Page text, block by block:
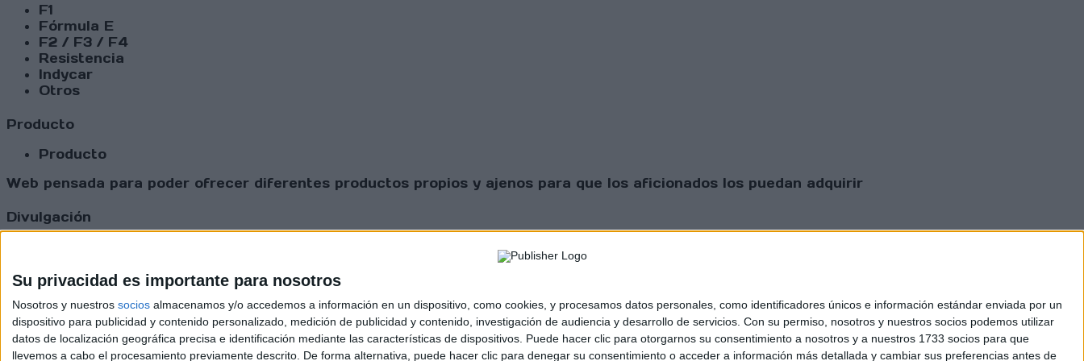
Su privacidad es importante para nosotros
Nosotros y nuestros socios almacenamos y/o accedemos a información en un dispositivo, como cookies, y procesamos datos personales, como identificadores únicos e información estándar enviada por un
dispositivo para publicidad y contenido personalizado, medición de publicidad y contenido, investigación de audiencia y desarrollo de servicios. Con su permiso, nosotros y nuestros socios podemos utilizar
datos de localización geográfica precisa e identificación mediante las características de dispositivos. Puede hacer clic para otorgarnos su consentimiento a nosotros y a nuestros 1733 socios para que
llevemos a cabo el procesamiento previamente descrito. De forma alternativa, puede hacer clic para denegar su consentimiento o acceder a información más detallada y cambiar sus preferencias antes de
F1
Fórmula E
F2 / F3 / F4
Resistencia
Indycar
Otros
Producto
Producto
Web pensada para poder ofrecer diferentes productos propios y ajenos para que los aficionados los puedan adquirir
Divulgación
Comunicados
Vídeos (on boards)
Redes Sociales
2026 Revista Scratch |Contacto|Aviso legal y política de privacidad